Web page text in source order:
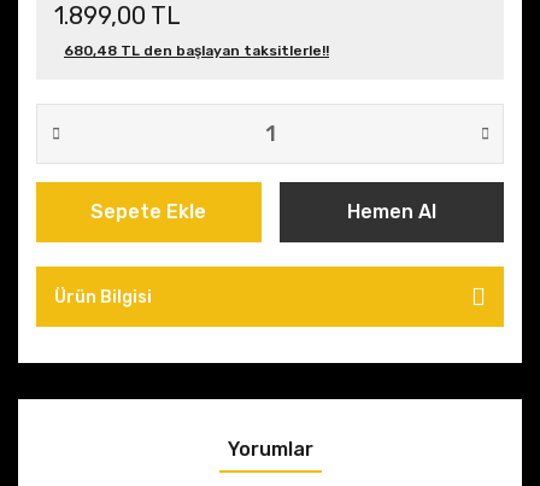
1.899,00 TL
680,48 TL den başlayan taksitlerle!!
Sepete Ekle Hemen Al
Ürün Bilgisi
Yorumlar